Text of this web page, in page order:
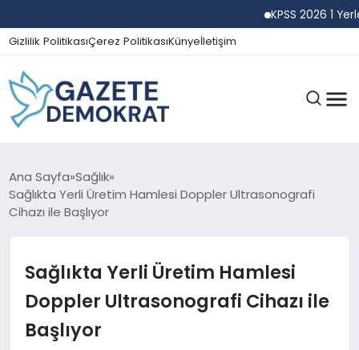
KPSS 2026 1
Gizlilik PolitikasıÇerez PolitikasıKünyeİletişim
GÜNDEM
EKONOMI
SPOR
Ana Sayfa Sağlık
Sağlıkta Yerli Üretim Hamlesi Doppler Ultrasonografi
Cihazı ile Başlıyor
Sağlıkta Yerli Üretim Hamlesi
Doppler Ultrasonografi Cihazı ile
Başlıyor